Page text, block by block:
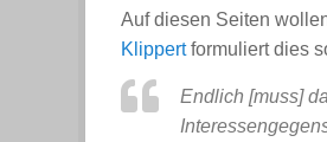
Auf diesen Seiten
Klippertformuliert dies
Endlich [muss]